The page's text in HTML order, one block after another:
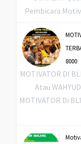
Pembicara
8000
MOTIVATOR DI
Atau
MOTIVATOR Di